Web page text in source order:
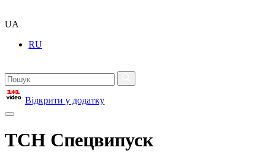
UA
RU
Відкрити у додатку
ТСН Спецвипуск